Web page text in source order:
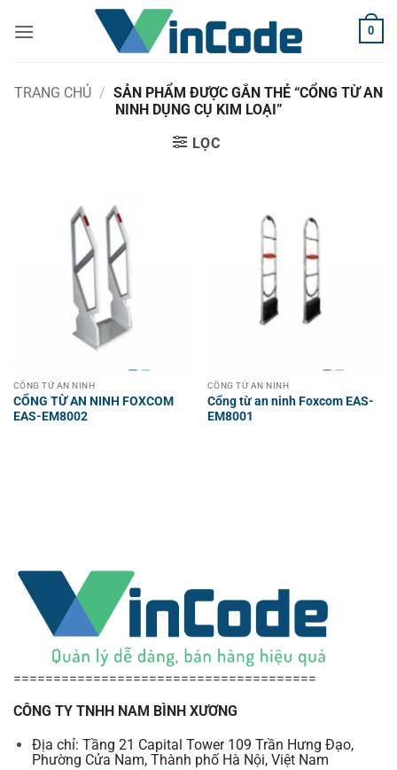
qua
0
TRANG CHỦ / SẢN PHẨM ĐƯỢC GẮN THẺ “CỔNG TỪ AN
NINH DỤNG CỤ KIM LOẠI”
LỌC
CỔNG TỪ AN NINH
CỔNG TỪ AN NINH FOXCOM
EAS-EM8002
CỔNG TỪ AN NINH
Cổng từ an ninh Foxcom EAS-
EM8001
======================================
CÔNG TY TNHH NAM BÌNH XƯƠNG
Địa chỉ: Tầng 21 Capital Tower 109 Trần Hưng Đạo,
Phường Cửa Nam, Thành phố Hà Nội, Việt Nam